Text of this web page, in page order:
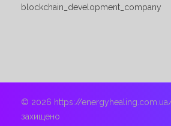
blockchain_development_company
© 2026 https://energyhealing.com.ua/
захищено